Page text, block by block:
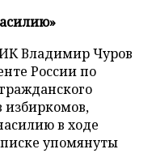
Владимир Чуров
России по
избиркомов,
в ходе
упомянуты